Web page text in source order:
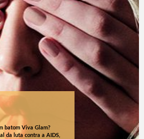
batom Viva Glam?
da luta contra a AIDS,